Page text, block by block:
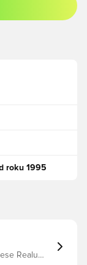
ako člen
roku 1995
Realu